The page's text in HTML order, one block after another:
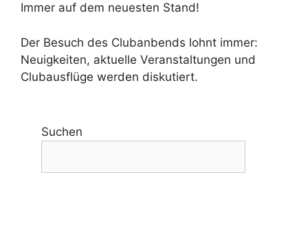
Immer auf dem neuesten Stand!
Der Besuch des Clubanbends lohnt immer:
Neuigkeiten, aktuelle Veranstaltungen und
Clubausflüge werden diskutiert.
Suchen